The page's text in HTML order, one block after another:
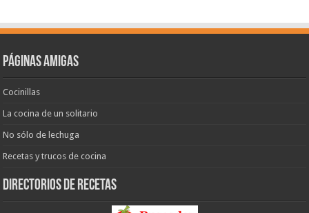
Páginas amigas
Cocinillas
La cocina de un solitario
No sólo de lechuga
Recetas y trucos de cocina
Directorios de recetas